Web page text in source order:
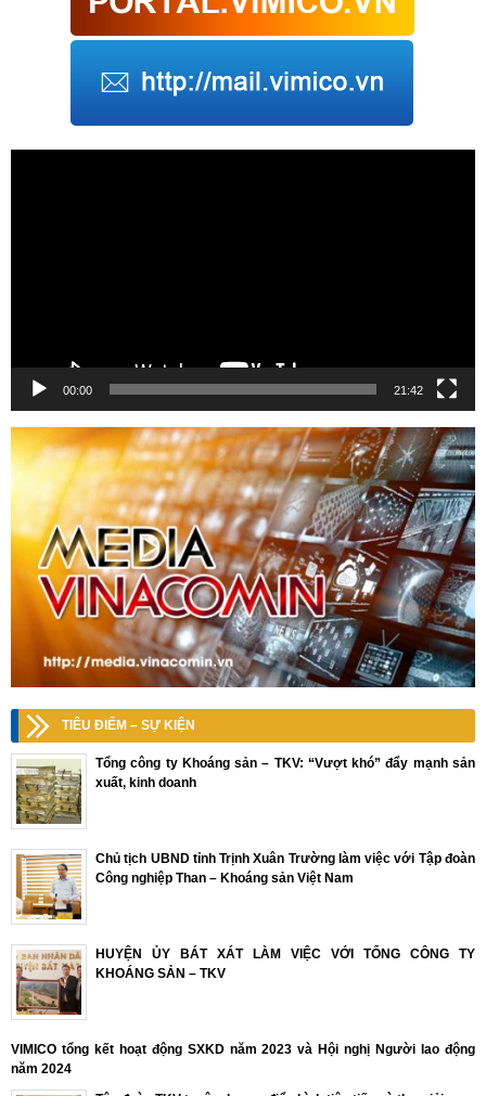
00:00 21:42
TIÊU ĐIỂM – SỰ KIỆN
Tổng công ty Khoáng sản – TKV: “Vượt khó” đẩy mạnh sản
xuất, kinh doanh
Chủ tịch UBND tỉnh Trịnh Xuân Trường làm việc với Tập đoàn
Công nghiệp Than – Khoáng sản Việt Nam
HUYỆN ỦY BÁT XÁT LÀM VIỆC VỚI TỔNG CÔNG TY
KHOÁNG SẢN – TKV
VIMICO tổng kết hoạt động SXKD năm 2023 và Hội nghị Người lao động
năm 2024